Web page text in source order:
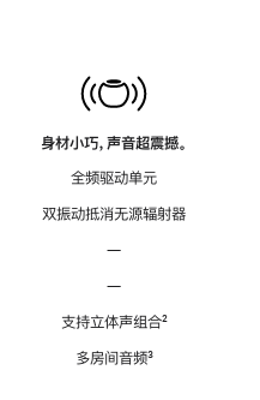
身材小巧，声音超震撼。
全频驱动单元
双振动抵消无源辐射器
—
—
支持立体声组合脚
²
多房间音频脚
³